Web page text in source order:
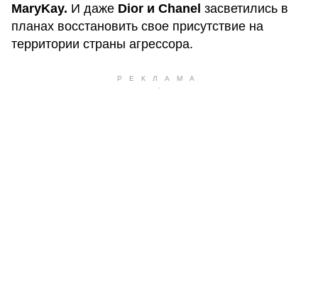
MaryKay. И даже Dior и Chanel засветились в
планах восстановить свое присутствие на
территории страны агрессора.